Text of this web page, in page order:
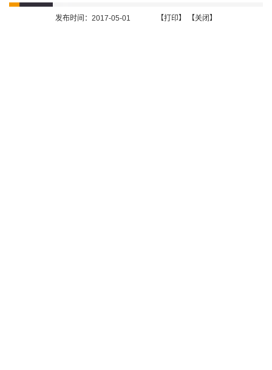
国际交流
发布时间：2017-05-01 【打印】 【关闭】